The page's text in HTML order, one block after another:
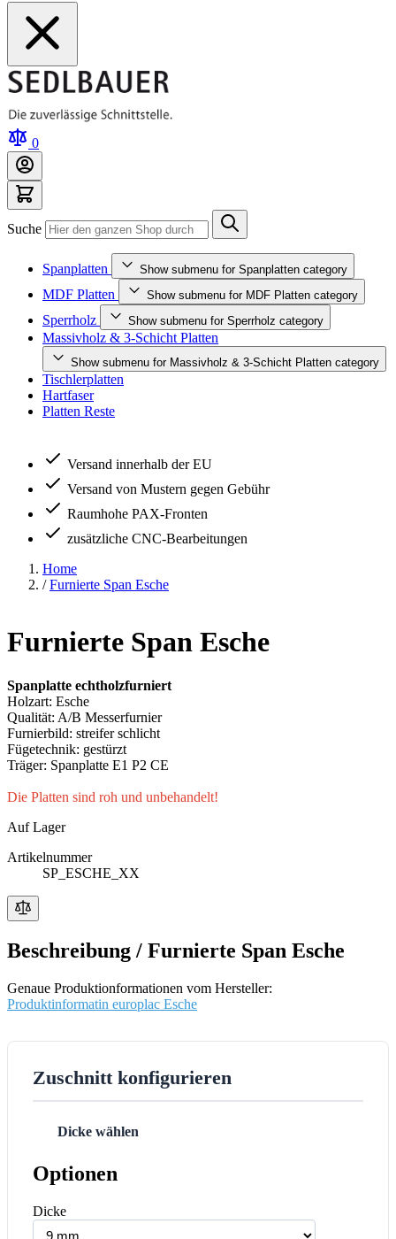
0
Suche
Spanplatten Show submenu for Spanplatten category
MDF Platten Show submenu for MDF Platten category
Sperrholz Show submenu for Sperrholz category
Massivholz & 3-Schicht Platten
Show submenu for Massivholz & 3-Schicht Platten category
Tischlerplatten
Hartfaser
Platten Reste
Versand innerhalb der EU
Versand von Mustern gegen Gebühr
Raumhohe PAX-Fronten
zusätzliche CNC-Bearbeitungen
Home
/ Furnierte Span Esche
Furnierte Span Esche
Spanplatte echtholzfurniert
Holzart: Esche
Qualität: A/B Messerfurnier
Furnierbild: streifer schlicht
Fügetechnik: gestürzt
Träger: Spanplatte E1 P2 CE
Die Platten sind roh und unbehandelt!
Auf Lager
Artikelnummer
SP_ESCHE_XX
Beschreibung / Furnierte Span Esche
Genaue Produktionformationen vom Hersteller:
Produktinformatin europlac Esche
Zuschnitt konfigurieren
Dicke wählen
Optionen
Dicke